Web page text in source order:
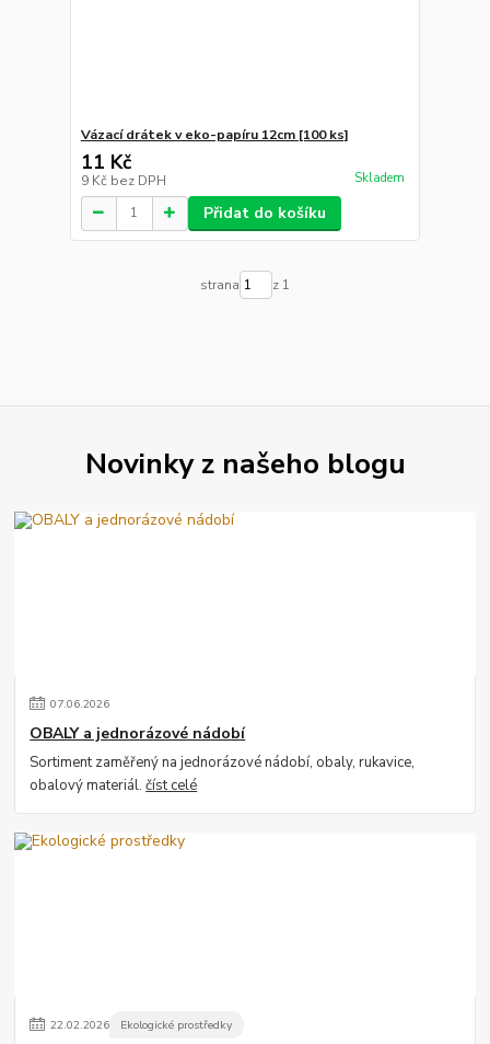
Vázací drátek v eko-papíru 12cm [100 ks]
11 Kč
9 Kč bez DPH Skladem
Přidat do košíku
strana z 1
Novinky z našeho blogu
07.06.2026
OBALY a jednorázové nádobí
Sortiment zaměřený na jednorázové nádobí, obaly, rukavice,
obalový materiál.číst celé
22.02.2026 Ekologické prostředky